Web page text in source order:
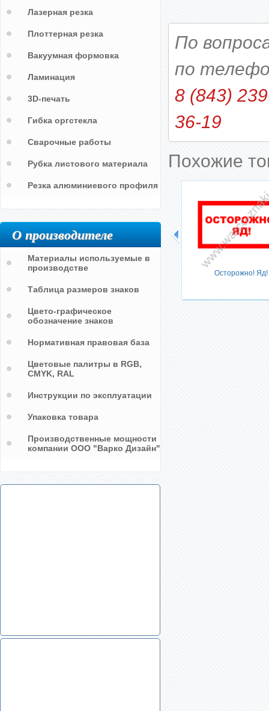
По
по
8 (843)
36-19
Похожие
На участке нанесена пешеходная
разметка. Движение строго по
данной разметке
Осторожно! Яд!
Лазерная резка
Плоттерная резка
Вакуумная формовка
Ламинация
3D-печать
Гибка оргстекла
Сварочные работы
Рубка листового материала
Резка алюминиевого профиля
О производителе
Материалы используемые в
производстве
Таблица размеров знаков
Цвето-графическое
обозначение знаков
Нормативная правовая база
Цветовые палитры в RGB,
CMYK, RAL
Инструкции по эксплуатации
Упаковка товара
Производственные мощности
компании ООО "Варко Дизайн"